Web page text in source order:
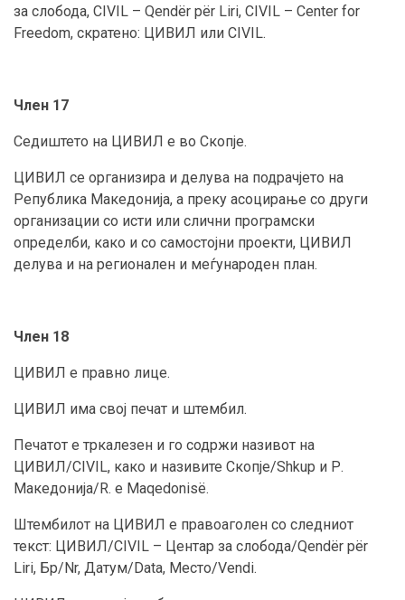
за слобода, CIVIL – Qendër për Liri, CIVIL – Center for
Freedom, скратено: ЦИВИЛ или CIVIL.
Член 17
Седиштето на ЦИВИЛ е во Скопје.
ЦИВИЛ се организира и делува на подрачјето на
Република Македонија, а преку асоцирање со други
организации со исти или слични програмски
определби, како и со самостојни проекти, ЦИВИЛ
делува и на регионален и меѓународен план.
Член 18
ЦИВИЛ е правно лице.
ЦИВИЛ има свој печат и штембил.
Печатот е тркалезен и го содржи називот на
ЦИВИЛ/CIVIL, како и називите Скопје/Shkup и Р.
Македонија/R. e Maqedonisë.
Штембилот на ЦИВИЛ е правоаголен со следниот
текст: ЦИВИЛ/CIVIL – Центар за слобода/Qendër për
Liri, Бр/Nr, Датум/Data, Место/Vendi.